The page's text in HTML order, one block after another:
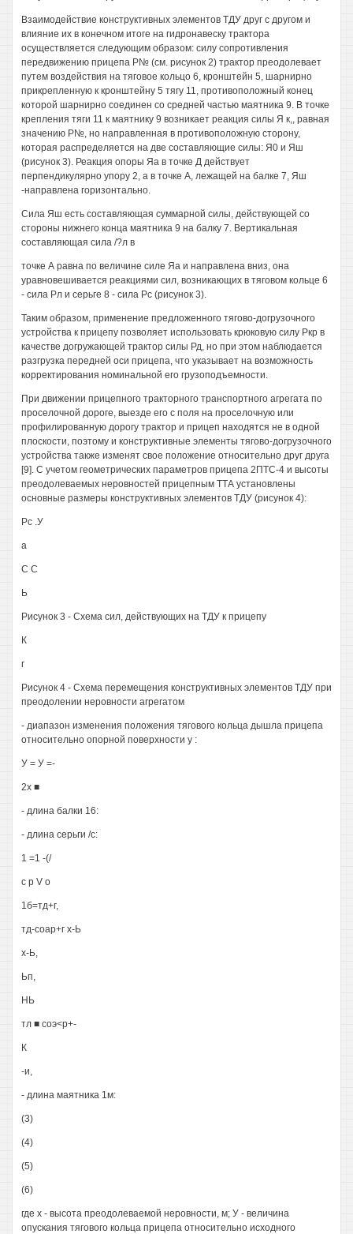
Взаимодействие конструктивных элементов ТДУ друг с другом и
влияние их в конечном итоге на гидронавеску трактора
осуществляется следующим образом: силу сопротивления
передвижению прицепа Р№ (см. рисунок 2) трактор преодолевает
путем воздействия на тяговое кольцо 6, кронштейн 5, шарнирно
прикрепленную к кронштейну 5 тягу 11, противоположный конец
которой шарнирно соединен со средней частью маятника 9. В точке
крепления тяги 11 к маятнику 9 возникает реакция силы Я к,, равная
значению Р№, но направленная в противоположную сторону,
которая распределяется на две составляющие силы: Я0 и Яш
(рисунок 3). Реакция опоры Яа в точке Д действует
перпендикулярно упору 2, а в точке А, лежащей на балке 7, Яш
-направлена горизонтально.
Сила Яш есть составляющая суммарной силы, действующей со
стороны нижнего конца маятника 9 на балку 7. Вертикальная
составляющая сила /?л в
точке А равна по величине силе Яа и направлена вниз, она
уравновешивается реакциями сил, возникающих в тяговом кольце 6
- сила Рл и серьге 8 - сила Рс (рисунок 3).
Таким образом, применение предложенного тягово-догрузочного
устройства к прицепу позволяет использовать крюковую силу Ркр в
качестве догружающей трактор силы Рд, но при этом наблюдается
разгрузка передней оси прицепа, что указывает на возможность
корректирования номинальной его грузоподъемности.
При движении прицепного тракторного транспортного агрегата по
проселочной дороге, выезде его с поля на проселочную или
профилированную дорогу трактор и прицеп находятся не в одной
плоскости, поэтому и конструктивные элементы тягово-догрузочного
устройства также изменят свое положение относительно друг друга
[9]. С учетом геометрических параметров прицепа 2ПТС-4 и высоты
преодолеваемых неровностей прицепным ТТА установлены
основные размеры конструктивных элементов ТДУ (рисунок 4):
Рс .У
а
С С
Ь
Рисунок 3 - Схема сил, действующих на ТДУ к прицепу
К
г
Рисунок 4 - Схема перемещения конструктивных элементов ТДУ при
преодолении неровности агрегатом
- диапазон изменения положения тягового кольца дышла прицепа
относительно опорной поверхности у :
У = У =-
2х ■
- длина балки 16:
- длина серьги /с:
1 =1 -(/
с р V о
1б=тд+г,
тд-соар+г х-Ь
х-Ь,
Ьп,
НЬ
тл ■ соэ<р+-
К
-и,
- длина маятника 1м:
(3)
(4)
(5)
(6)
где х - высота преодолеваемой неровности, м; У - величина
опускания тягового кольца прицепа относительно исходного